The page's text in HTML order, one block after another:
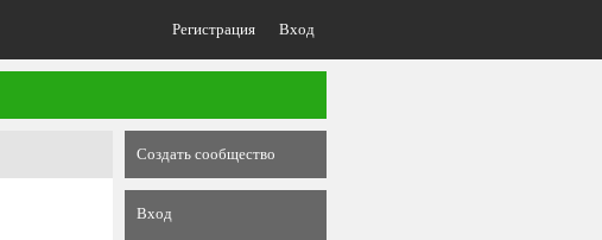
Регистрация Вход
Создать сообщество
Вход